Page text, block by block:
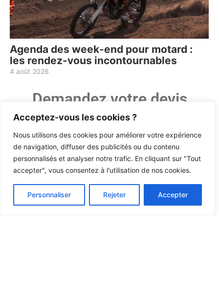
Acceptez-vous les cookies ?
Nous utilisons des cookies pour améliorer votre expérience
de navigation, diffuser des publicités ou du contenu
personnalisés et analyser notre trafic. En cliquant sur "Tout
accepter", vous consentez à l'utilisation de nos cookies.
Personnaliser Rejeter Accepter
Agenda des week-end pour motard :
les rendez-vous incontournables
4 août 2026
Demandez votre devis
Prénom
Nom
Votre adresse